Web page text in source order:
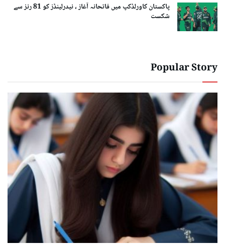
پاکستان کاورلڈکپ میں فاتحانہ آغاز ، نیدرلینڈز کو 81 رنز سے
شکست
Popular Story